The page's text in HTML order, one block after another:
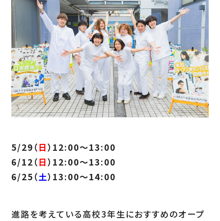
5/29（日）12:00～13:00
6/12（日）12:00～13:00
6/25（土）13:00～14:00
進路を考えている高校3年生におすすめのオープ